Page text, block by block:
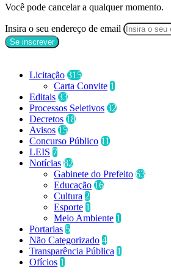
Você pode cancelar a qualquer momento.
Insira o seu endereço de email
Licitação 315
Carta Convite 1
Editais 33
Processos Seletivos 32
Decretos 18
Avisos 15
Concurso Público 11
LEIS 7
Notícias 82
Gabinete do Prefeito 63
Educação 16
Cultura 2
Esporte 1
Meio Ambiente 1
Portarias 5
Não Categorizado 4
Transparência Pública 1
Ofícios 1